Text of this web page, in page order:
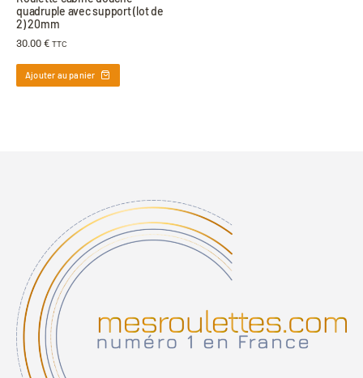
quadruple avec support (lot de
2) 20mm
30.00 € TTC
Ajouter au panier